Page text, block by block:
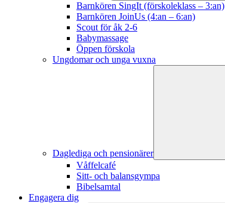
Barnkören SingIt (förskoleklass – 3:an)
Barnkören JoinUs (4:an – 6:an)
Scout för åk 2-6
Babymassage
Öppen förskola
Ungdomar och unga vuxna
Daglediga och pensionärer
Våffelcafé
Sitt- och balansgympa
Bibelsamtal
Engagera dig